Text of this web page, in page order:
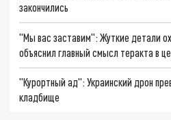
закончились
"Мы вас заставим": Жуткие детали
объяснил главный смысл теракта в
"Курортный ад": Украинский дрон
кладбище